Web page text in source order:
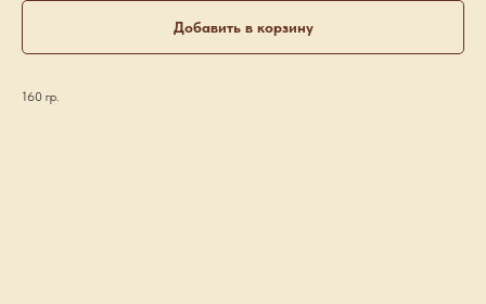
Добавить в корзину
160 гр.